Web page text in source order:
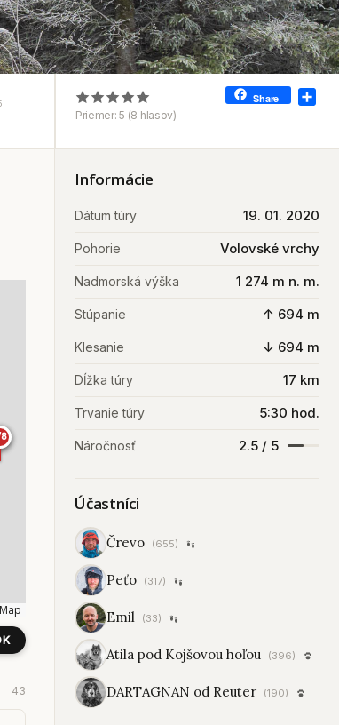
Priemer:5 (8 hlasov)
Share
43
Informácie
Dátum túry 19. 01. 2020
Pohorie Volovské vrchy
Nadmorská výška 1 274 m n. m.
Stúpanie ↑ 694 m
Klesanie ↓ 694 m
Dĺžka túry 17 km
Trvanie túry 5:30 hod.
Náročnosť 2.5 / 5
Účastníci
Črevo (655)
Peťo (317)
Emil (33)
Atila pod Kojšovou hoľou (396)
DARTAGNAN od Reuter (190)